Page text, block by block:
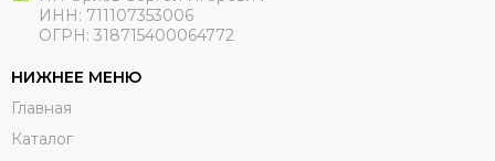
ИНН: 711107353006
ОГРН: 318715400064772
НИЖНЕЕ МЕНЮ
Главная
Каталог